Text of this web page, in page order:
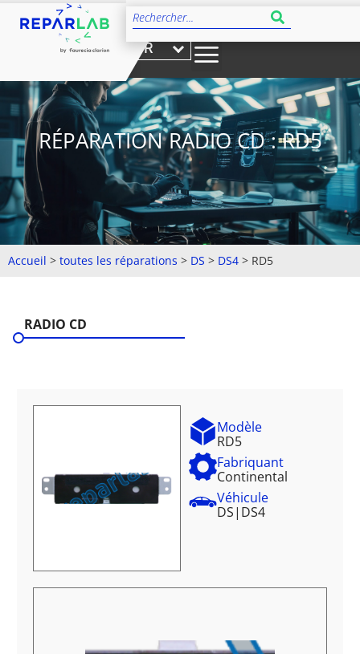
FR
RÉPARATION RADIO CD : RD5
Accueil > toutes les réparations > DS > DS4 > RD5
RADIO CD
Modèle
RD5
Fabriquant
Continental
Véhicule
DS| DS4